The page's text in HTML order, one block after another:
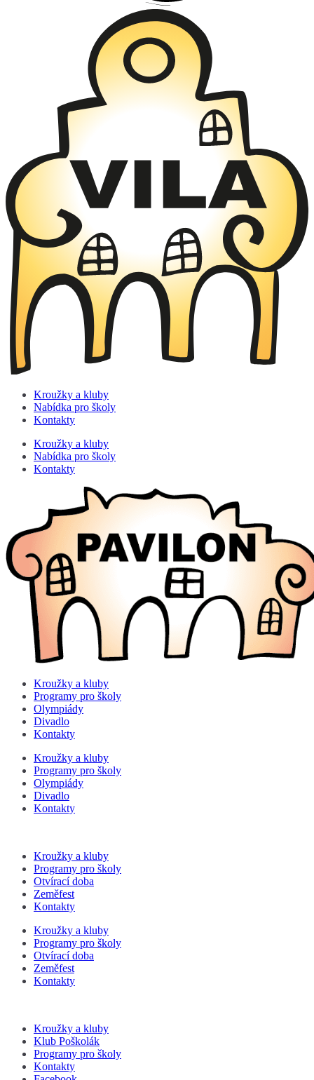
Kroužky a kluby
Nabídka pro školy
Kontakty
Kroužky a kluby
Nabídka pro školy
Kontakty
Kroužky a kluby
Programy pro školy
Olympiády
Divadlo
Kontakty
Kroužky a kluby
Programy pro školy
Olympiády
Divadlo
Kontakty
Kroužky a kluby
Programy pro školy
Otvírací doba
Zeměfest
Kontakty
Kroužky a kluby
Programy pro školy
Otvírací doba
Zeměfest
Kontakty
Kroužky a kluby
Klub Poškolák
Programy pro školy
Kontakty